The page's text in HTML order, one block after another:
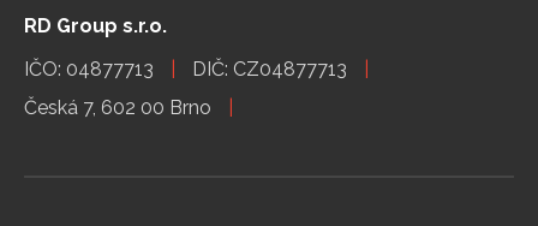
RD Group s.r.o.
IČO: 04877713
DIČ: CZ04877713
Česká 7, 602 00 Brno